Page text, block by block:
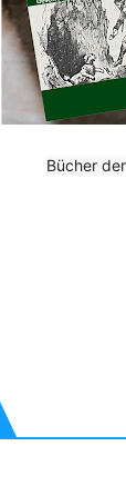
Bücher